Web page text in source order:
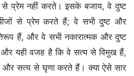
से प्रेम नहीं करते। इसके बजाय, वे दुष्ट
से प्रेम करते हैं; वे सभी दुष्ट और
हैं, और वे सभी नकारात्मक और दुष्ट
यही वजह है कि वे सत्य से विमुख हैं,
सत्य से घृणा करते हैं। क्या ऐसे सार